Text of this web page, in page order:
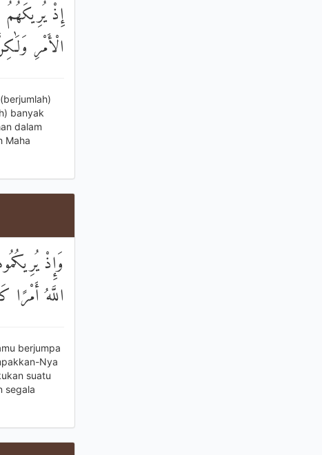
إِذْ يُرِيكَهُمُ
الْأَمْرِ
banyak
dalam
Maha
وَإِذْ
اللَّهُ أَمْرًا
berjumpa
Nya
suatu
segala